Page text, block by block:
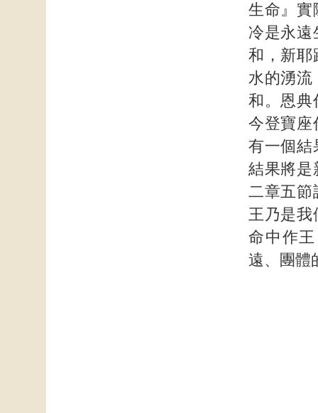
生命』實
冷是永遠
和，新耶
水的湧流
和。恩典
今登寶座
有一個結
結果將是
二章五節
王乃是我
命中作
遠、團體